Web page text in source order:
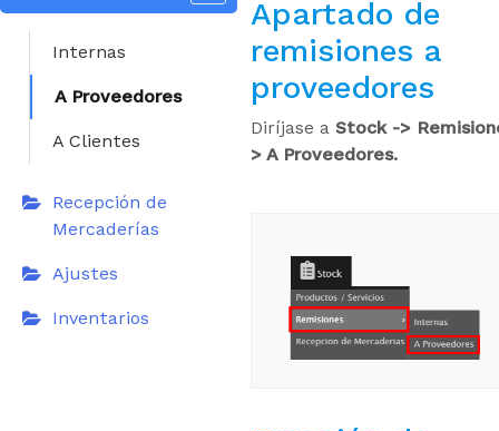
Internas
A Proveedores
A Clientes
Recepción de
Mercaderías
Ajustes
Inventarios
Apartado de
remisiones a
proveedores
Diríjase a Stock ->
> A Proveedores.